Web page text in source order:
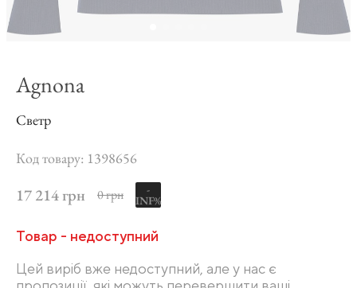
Agnona
Светр
Код товару: 1398656
17 214 грн 0 грн -
INF%
Товар - недоступний
Цей виріб вже недоступний, але у нас є